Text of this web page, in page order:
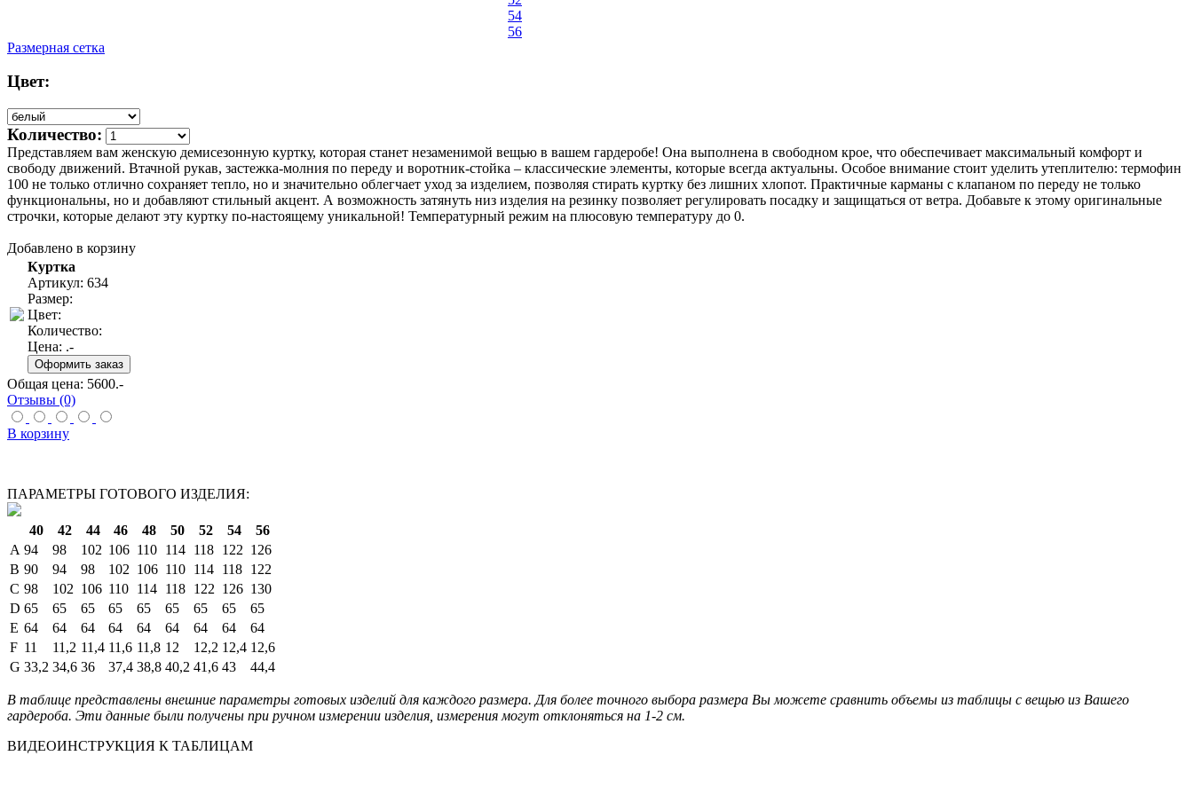
54
56
Размерная сетка
Цвет:
Количество:
Представляем вам женскую демисезонную куртку, которая станет незаменимой вещью в вашем гардеробе! Она выполнена в свободном крое, что обеспечивает максимальный комфорт и
свободу движений. Втачной рукав, застежка-молния по переду и воротник-стойка – классические элементы, которые всегда актуальны. Особое внимание стоит уделить утеплителю: термофин
100 не только отлично сохраняет тепло, но и значительно облегчает уход за изделием, позволяя стирать куртку без лишних хлопот. Практичные карманы с клапаном по переду не только
функциональны, но и добавляют стильный акцент. А возможность затянуть низ изделия на резинку позволяет регулировать посадку и защищаться от ветра. Добавьте к этому оригинальные
строчки, которые делают эту куртку по-настоящему уникальной! Температурный режим на плюсовую температуру до 0.
Добавлено в корзину
Куртка
Артикул: 634
Размер:
Цвет:
Количество:
Цена: .-
Общая цена: 5600.-
Отзывы (0)
В корзину
ПАРАМЕТРЫ ГОТОВОГО ИЗДЕЛИЯ:
40 42 44 46 48 50 52 54
56
A 94 98 102 106 110 114 118 122 126
B 90 94 98 102 106 110 114 118 122
C 98 102 106 110 114 118 122 126 130
D 65 65 65 65 65 65 65 65
65
E 64 64 64 64 64 64 64 64
64
F 11 11,2 11,4 11,6 11,8 12 12,2 12,4 12,6
G 33,2 34,6 36 37,4 38,8 40,2 41,6 43 44,4
В таблице представлены внешние параметры готовых изделий для каждого размера. Для более точного выбора размера Вы можете сравнить объемы из таблицы с вещью из Вашего
гардероба. Эти данные были получены при ручном измерении изделия, измерения могут отклоняться на 1-2 см.
ВИДЕОИНСТРУКЦИЯ К ТАБЛИЦАМ